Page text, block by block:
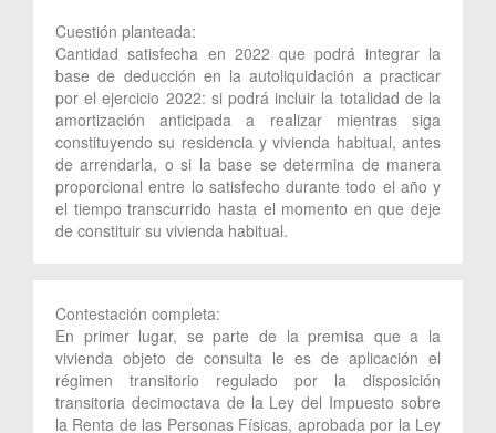
Cuestión planteada:
Cantidad satisfecha en 2022 que podrá integrar la
base de deducción en la autoliquidación a practicar
por el ejercicio 2022: si podrá incluir la totalidad de la
amortización anticipada a realizar mientras siga
constituyendo su residencia y vivienda habitual, antes
de arrendarla, o si la base se determina de manera
proporcional entre lo satisfecho durante todo el año y
el tiempo transcurrido hasta el momento en que deje
de constituir su vivienda habitual.
Contestación completa:
En primer lugar, se parte de la premisa que a la
vivienda objeto de consulta le es de aplicación el
régimen transitorio regulado por la disposición
transitoria decimoctava de la Ley del Impuesto sobre
la Renta de las Personas Físicas, aprobada por la Ley